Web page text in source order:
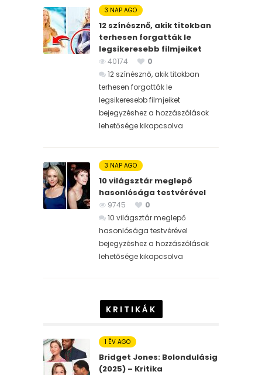
3 NAP AGO
12 színésznő, akik titokban
terhesen forgatták le
legsikeresebb filmjeiket
40174
0
12 színésznő, akik titokban
terhesen forgatták le
legsikeresebb filmjeiket
bejegyzéshez a hozzászólások
lehetősége kikapcsolva
3 NAP AGO
10 világsztár meglepő
hasonlósága testvérével
9745
0
10 világsztár meglepő
hasonlósága testvérével
bejegyzéshez a hozzászólások
lehetősége kikapcsolva
KRITIKÁK
1 ÉV AGO
Bridget Jones: Bolondulásig
(2025) – Kritika